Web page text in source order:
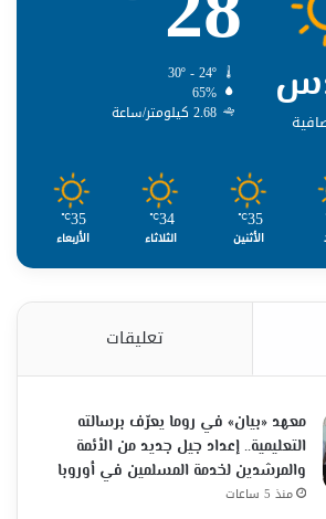
30º - 24º
65%
2.68 كيلومتر/ساعة
35
℃
الأثنين
34
℃
الثلاثاء
35
℃
الأربعاء
تعليقات
معهد «بيان» في روما يعرّف برسالته
التعليمية.. إعداد جيل جديد من الأئمة
والمرشدين لخدمة المسلمين في أوروبا
منذ 5 ساعات